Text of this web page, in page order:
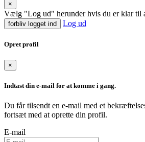
×
Vælg "Log ud" herunder hvis du er klar til
forbliv logget ind Log ud
Opret profil
×
Indtast din e-mail for at komme i gang.
Du får tilsendt en e-mail med et
fortsæt med at oprette din profil.
E-mail